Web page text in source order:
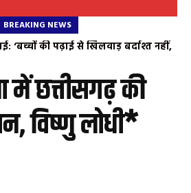
BREAKING NEWS
की पढ़ाई से खिलवाड़ बर्दाश्त नहीं,
पर प्राचार्य को लगाई कसके फटकार,
के दिए सख्त निर्देश
की पोल खोल रही हैं – संदीप सोनी
में छत्तीसगढ़ की
विष्णु लोधी*